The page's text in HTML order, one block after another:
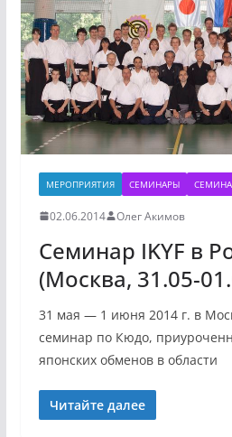
МЕРОПРИЯТИЯ СЕМИНАРЫ
02.06.2014 Олег Акимов
Семинар IKYF в
(Москва, 31.05-
31 мая — 1 июня 2014 г. в
семинар по Кюдо,
японских обменов в области
Читайте далее